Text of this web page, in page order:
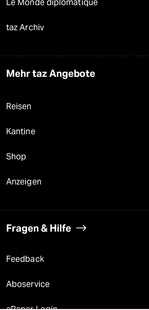
Le Monde diplomatique
taz Archiv
Mehr taz Angebote
Reisen
Kantine
Shop
Anzeigen
Fragen & Hilfe
Feedback
Aboservice